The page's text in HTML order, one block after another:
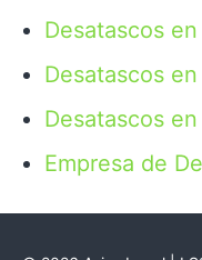
Desatascos
Desatascos
Desatascos
Empresa de